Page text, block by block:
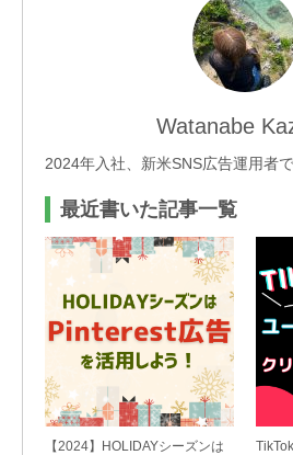
＜個人情報苦情及び相談窓口＞
バリュークリエーション株式会社
個人情報保護管理者：管理部 個
TEL：03-5468-6877
末年始・土日祝を除く）
Watanabe
2024年入社、新米SNS広告運用者で
最近書いた記事一覧
【2024】HOLIDAYシーズンは